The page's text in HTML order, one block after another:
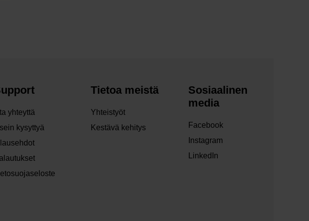
yhteyttä
kysyttyä
Tietoa meistä
Yhteistyöt
Kestävä kehitys
Sosiaalinen
media
Facebook
Instagram
LinkedIn